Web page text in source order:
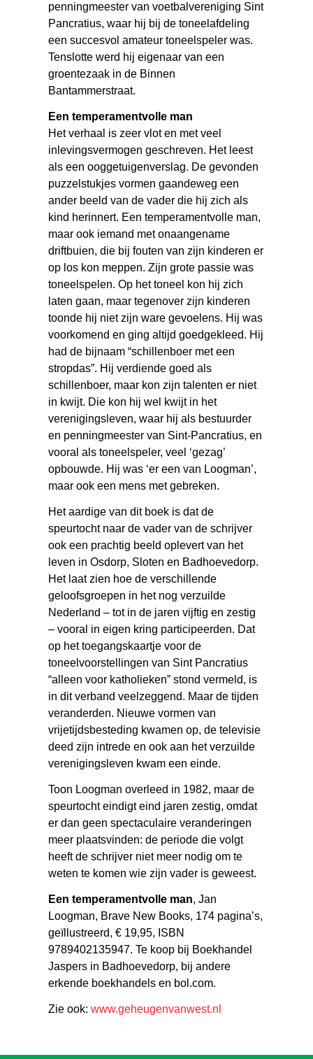
penningmeester van voetbalvereniging Sint
Pancratius, waar hij bij de toneelafdeling
een succesvol amateur toneelspeler was.
Tenslotte werd hij eigenaar van een
groentezaak in de Binnen
Bantammerstraat.
Een temperamentvolle man
Het verhaal is zeer vlot en met veel
inlevingsvermogen geschreven. Het leest
als een ooggetuigenverslag. De gevonden
puzzelstukjes vormen gaandeweg een
ander beeld van de vader die hij zich als
kind herinnert. Een temperamentvolle man,
maar ook iemand met onaangename
driftbuien, die bij fouten van zijn kinderen er
op los kon meppen. Zijn grote passie was
toneelspelen. Op het toneel kon hij zich
laten gaan, maar tegenover zijn kinderen
toonde hij niet zijn ware gevoelens. Hij was
voorkomend en ging altijd goedgekleed. Hij
had de bijnaam “schillenboer met een
stropdas”. Hij verdiende goed als
schillenboer, maar kon zijn talenten er niet
in kwijt. Die kon hij wel kwijt in het
verenigingsleven, waar hij als bestuurder
en penningmeester van Sint-Pancratius, en
vooral als toneelspeler, veel ‘gezag’
opbouwde. Hij was ‘er een van Loogman’,
maar ook een mens met gebreken.
Het aardige van dit boek is dat de
speurtocht naar de vader van de schrijver
ook een prachtig beeld oplevert van het
leven in Osdorp, Sloten en Badhoevedorp.
Het laat zien hoe de verschillende
geloofsgroepen in het nog verzuilde
Nederland – tot in de jaren vijftig en zestig
– vooral in eigen kring participeerden. Dat
op het toegangskaartje voor de
toneelvoorstellingen van Sint Pancratius
“alleen voor katholieken” stond vermeld, is
in dit verband veelzeggend. Maar de tijden
veranderden. Nieuwe vormen van
vrijetijdsbesteding kwamen op, de televisie
deed zijn intrede en ook aan het verzuilde
verenigingsleven kwam een einde.
Toon Loogman overleed in 1982, maar de
speurtocht eindigt eind jaren zestig, omdat
er dan geen spectaculaire veranderingen
meer plaatsvinden: de periode die volgt
heeft de schrijver niet meer nodig om te
weten te komen wie zijn vader is geweest.
Een temperamentvolle man, Jan
Loogman, Brave New Books, 174 pagina’s,
geïllustreerd, € 19,95, ISBN
9789402135947. Te koop bij Boekhandel
Jaspers in Badhoevedorp, bij andere
erkende boekhandels en bol.com.
Zie ook:www.geheugenvanwest.nl